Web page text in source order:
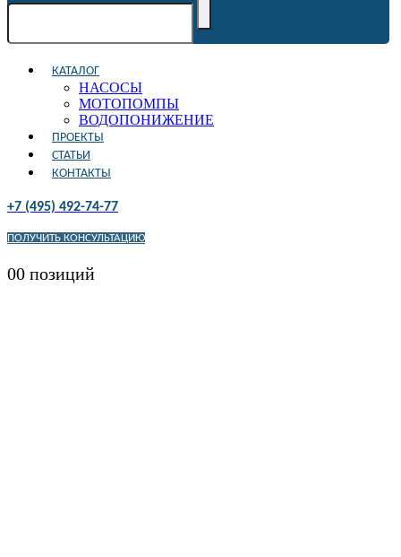
КАТАЛОГ
НАСОСЫ
МОТОПОМПЫ
ВОДОПОНИЖЕНИЕ
ПРОЕКТЫ
СТАТЬИ
КОНТАКТЫ
+7 (495) 492-74-77
ПОЛУЧИТЬ КОНСУЛЬТАЦИЮ
00 позиций